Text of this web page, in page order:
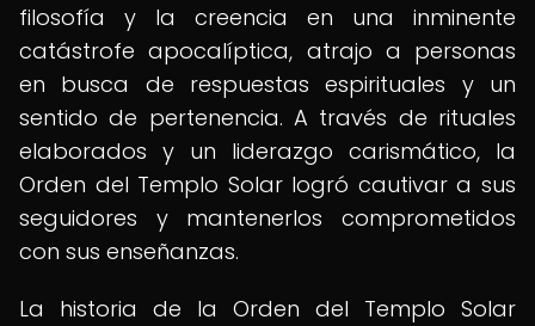
filosofía y la creencia en una inminente
catástrofe apocalíptica, atrajo a personas
en busca de respuestas espirituales y un
sentido de pertenencia. A través de rituales
elaborados y un liderazgo carismático, la
Orden del Templo Solar logró cautivar a sus
seguidores y mantenerlos comprometidos
con sus enseñanzas.
La historia de la Orden del Templo Solar